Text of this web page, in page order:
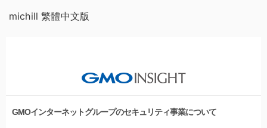
michill 繁體中文版
GMOインターネットグループのセキュリティ事業について